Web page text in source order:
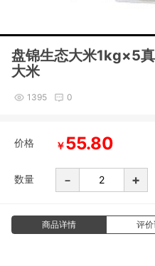
盘锦生态大米1kg×5
大米
1395 0
价格 ￥55.80
数量 - +
商品详情 评